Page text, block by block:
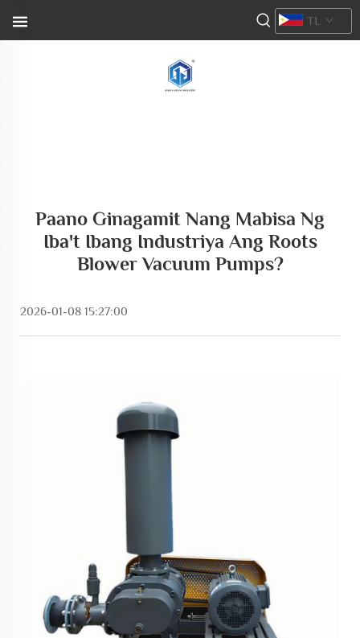
TL
Paano Ginagamit Nang Mabisa Ng
Iba't Ibang Industriya Ang Roots
Blower Vacuum Pumps?
2026-01-08 15:27:00